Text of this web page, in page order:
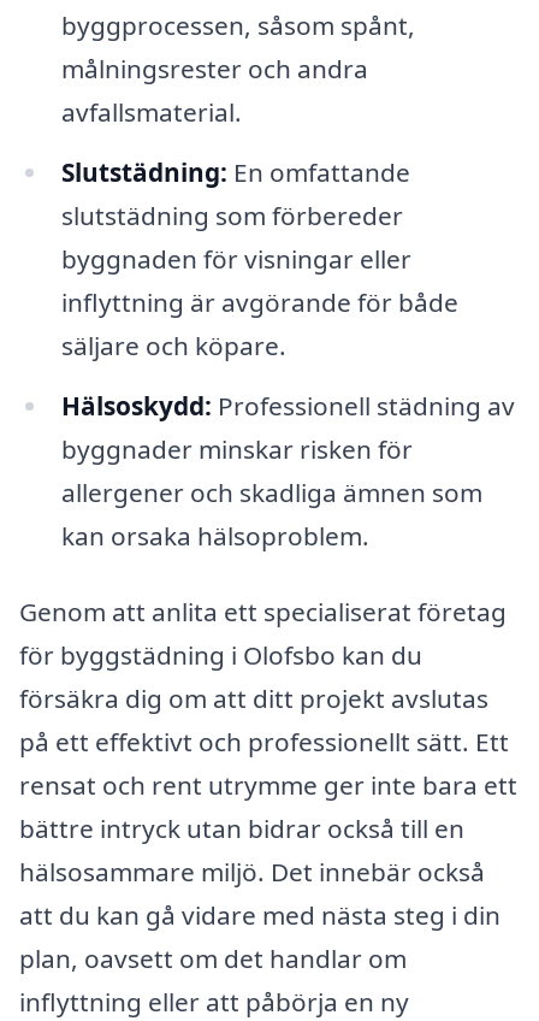
byggprocessen, såsom spånt,
målningsrester och andra
avfallsmaterial.
Slutstädning: En omfattande
slutstädning som förbereder
byggnaden för visningar eller
inflyttning är avgörande för både
säljare och köpare.
Hälsoskydd: Professionell städning av
byggnader minskar risken för
allergener och skadliga ämnen som
kan orsaka hälsoproblem.
Genom att anlita ett specialiserat företag
för byggstädning i Olofsbo kan du
försäkra dig om att ditt projekt avslutas
på ett effektivt och professionellt sätt. Ett
rensat och rent utrymme ger inte bara ett
bättre intryck utan bidrar också till en
hälsosammare miljö. Det innebär också
att du kan gå vidare med nästa steg i din
plan, oavsett om det handlar om
inflyttning eller att påbörja en ny